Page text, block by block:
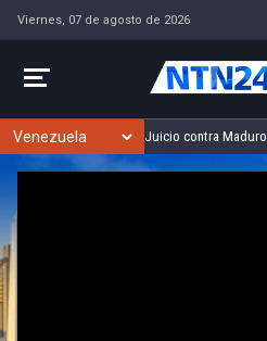
Viernes, 07 de agosto de 2026
Juicio contra Maduro